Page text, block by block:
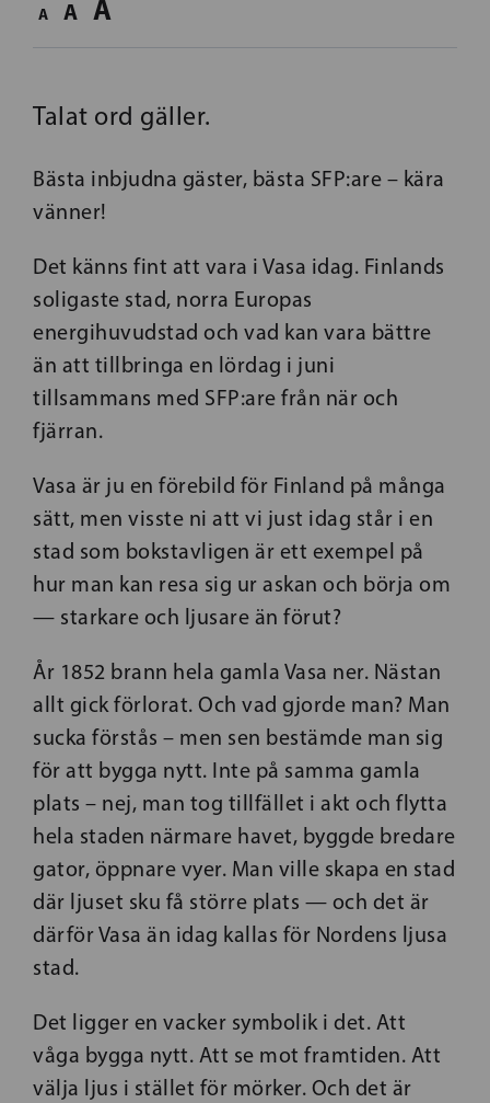
A A A
Talat ord gäller.
Bästa inbjudna gäster, bästa SFP:are – kära
vänner!
Det känns fint att vara i Vasa idag. Finlands
soligaste stad, norra Europas
energihuvudstad och vad kan vara bättre
än att tillbringa en lördag i juni
tillsammans med SFP:are från när och
fjärran.
Vasa är ju en förebild för Finland på många
sätt, men visste ni att vi just idag står i en
stad som bokstavligen är ett exempel på
hur man kan resa sig ur askan och börja om
— starkare och ljusare än förut?
År 1852 brann hela gamla Vasa ner. Nästan
allt gick förlorat. Och vad gjorde man? Man
sucka förstås – men sen bestämde man sig
för att bygga nytt. Inte på samma gamla
plats – nej, man tog tillfället i akt och flytta
hela staden närmare havet, byggde bredare
gator, öppnare vyer. Man ville skapa en stad
där ljuset sku få större plats — och det är
därför Vasa än idag kallas för Nordens ljusa
stad.
Det ligger en vacker symbolik i det. Att
våga bygga nytt. Att se mot framtiden. Att
välja ljus i stället för mörker. Och det är